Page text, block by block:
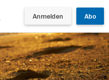
Anmelden Abo